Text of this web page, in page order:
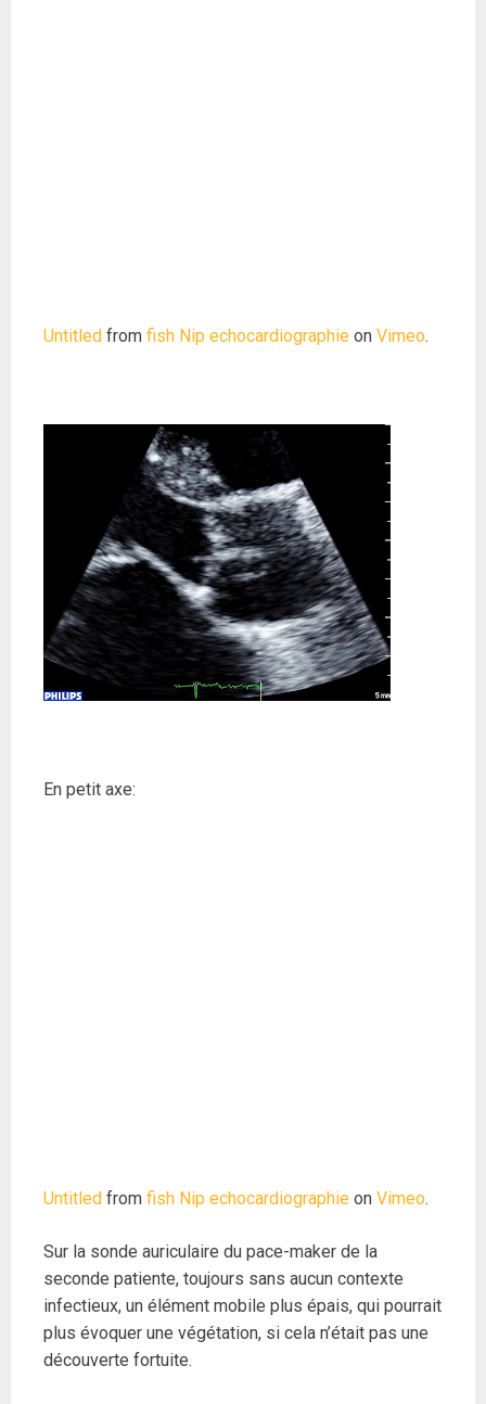
Untitled from fish Nip echocardiographie on Vimeo.
En petit axe:
Untitled from fish Nip echocardiographie on Vimeo.
Sur la sonde auriculaire du pace-maker de la
seconde patiente, toujours sans aucun contexte
infectieux, un élément mobile plus épais, qui pourrait
plus évoquer une végétation, si cela n’était pas une
découverte fortuite.